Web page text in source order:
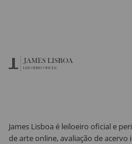
James Lisboa é leiloeiro oficial e
de arte online, avaliação de